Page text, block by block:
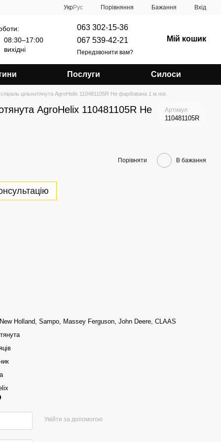
УкрРус Порівняння Бажання Вхід
08:30–17:00
вихідні
063 302-15-36
067 539-42-21
Передзвонити вам?
Мій кошик
Послуги Силоси
цільнотянута AgroHelix 110481105R Не фарбована 1 м.пог.
AgroHelix 110481105R Не Артикул
110481105R
Порівняти В бажання
Holland, Sampo, Massey Ferguson, John Deere, CLAAS
Увійти за допомогою